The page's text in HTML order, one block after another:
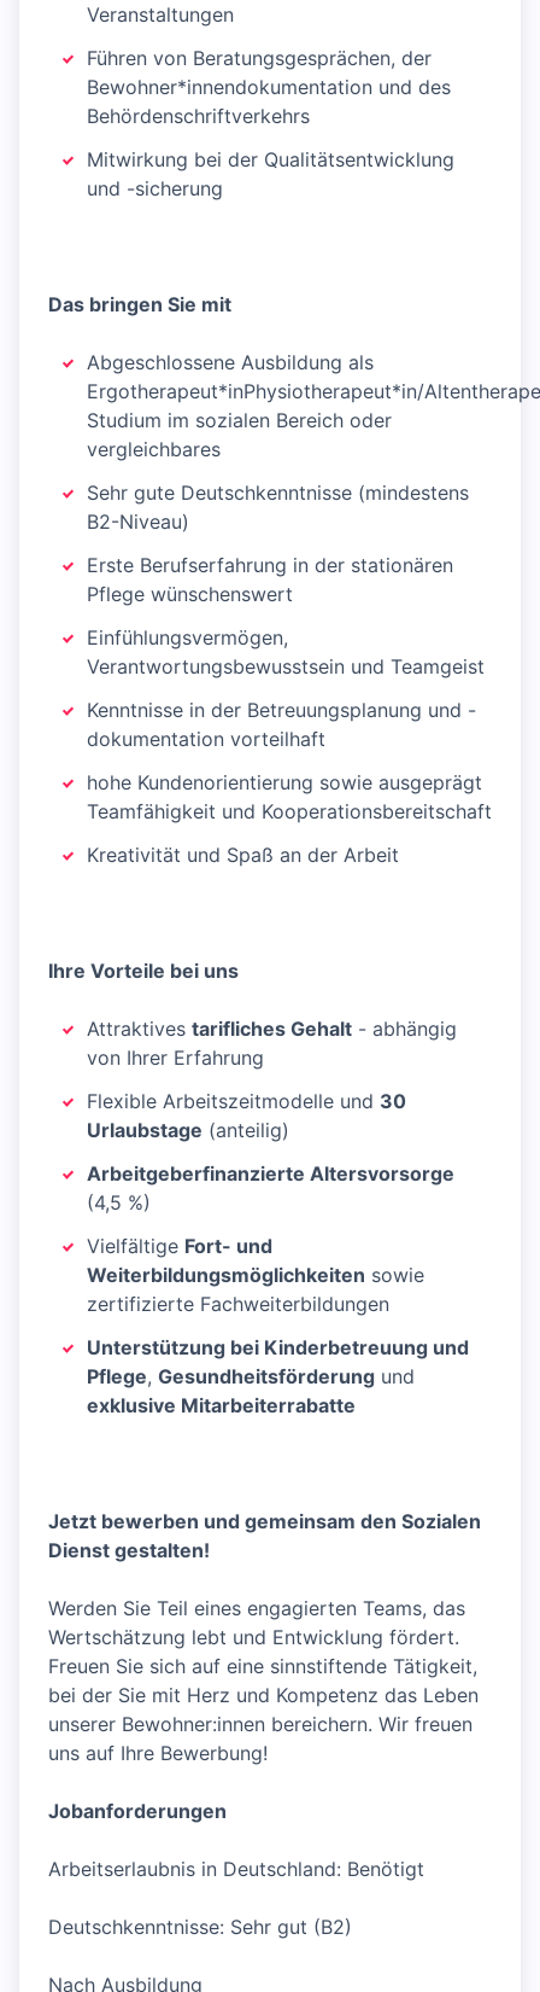
Veranstaltungen
Führen von Beratungsgesprächen, der
Bewohner*innendokumentation und des
Behördenschriftverkehrs
Mitwirkung bei der Qualitätsentwicklung
und -sicherung
Das bringen Sie mit
Abgeschlossene Ausbildung als
Ergotherapeut*inPhysiotherapeut*in/
Studium im sozialen Bereich oder
vergleichbares
Sehr gute Deutschkenntnisse (mindestens
B2-Niveau)
Erste Berufserfahrung in der stationären
Pflege wünschenswert
Einfühlungsvermögen,
Verantwortungsbewusstsein und Teamgeist
Kenntnisse in der Betreuungsplanung und -
dokumentation vorteilhaft
hohe Kundenorientierung sowie ausgeprägt
Teamfähigkeit und Kooperationsbereitschaft
Kreativität und Spaß an der Arbeit
Ihre Vorteile bei uns
Attraktives tarifliches Gehalt - abhängig
von Ihrer Erfahrung
Flexible Arbeitszeitmodelle und 30
Urlaubstage (anteilig)
Arbeitgeberfinanzierte Altersvorsorge
(4,5 %)
Vielfältige Fort- und
Weiterbildungsmöglichkeiten sowie
zertifizierte Fachweiterbildungen
Unterstützung bei Kinderbetreuung und
Pflege, Gesundheitsförderung und
exklusive Mitarbeiterrabatte
Jetzt bewerben und gemeinsam den Sozialen
Dienst gestalten!
Werden Sie Teil eines engagierten Teams, das
Wertschätzung lebt und Entwicklung fördert.
Freuen Sie sich auf eine sinnstiftende Tätigkeit,
bei der Sie mit Herz und Kompetenz das Leben
unserer Bewohner:innen bereichern. Wir freuen
uns auf Ihre Bewerbung!
Jobanforderungen
Arbeitserlaubnis in Deutschland: Benötigt
Deutschkenntnisse: Sehr gut (B2)
Nach Ausbildung